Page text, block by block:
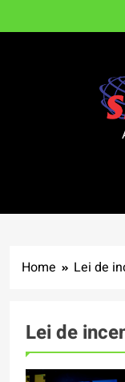
to
Home Lei de
Lei de